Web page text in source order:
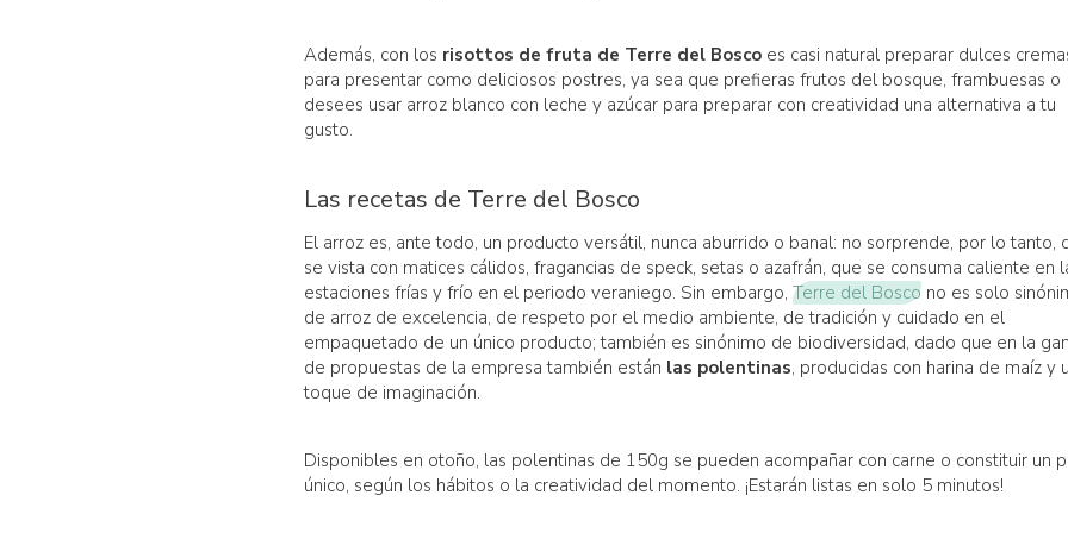
Además, con los risottos de fruta de Terre del Bosco es casi natural preparar dulces
para presentar como deliciosos postres, ya sea que prefieras frutos del bosque, frambuesas o
desees usar arroz blanco con leche y azúcar para preparar con creatividad una alternativa a tu
gusto.
Las recetas de Terre del Bosco
El arroz es, ante todo, un producto versátil, nunca aburrido o banal: no sorprende, por lo tanto,
se vista con matices cálidos, fragancias de speck, setas o azafrán, que se consuma caliente en
estaciones frías y frío en el periodo veraniego. Sin embargo, Terre del Bosco no es solo
de arroz de excelencia, de respeto por el medio ambiente, de tradición y cuidado en el
empaquetado de un único producto; también es sinónimo de biodiversidad, dado que en la
de propuestas de la empresa también están las polentinas, producidas con harina de maíz y
toque de imaginación.
Disponibles en otoño, las polentinas de 150g se pueden acompañar con carne o constituir un
único, según los hábitos o la creatividad del momento. ¡Estarán listas en solo 5 minutos!